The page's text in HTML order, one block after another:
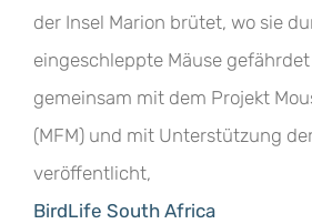
der Insel Marion brütet, wo sie
eingeschleppte Mäuse
gemeinsam mit dem Projekt
(MFM) und mit Unterstützung
veröffentlicht,
BirdLife South Africa